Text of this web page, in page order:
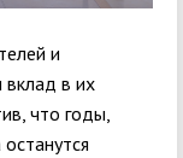
и
вклад в их
что годы,